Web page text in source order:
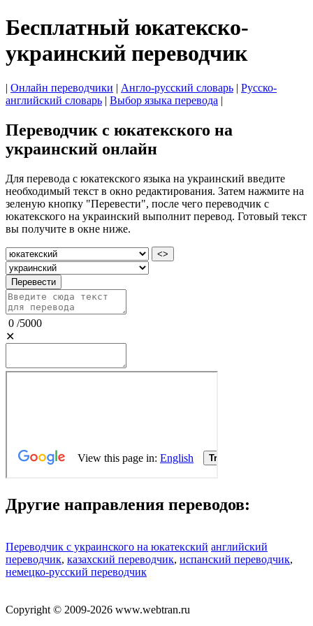
Бесплатный юкатекско-
украинский переводчик
| Онлайн переводчики | Англо-русский словарь | Русско-
английский словарь | Выбор языка перевода |
Переводчик с юкатекского на
украинский онлайн
Для перевода с юкатекского языка на украинский введите
необходимый текст в окно редактирования. Затем нажмите на
зеленую кнопку "Перевести", после чего переводчик с
юкатекского на украинский выполнит перевод. Готовый текст
вы получите в окне ниже.
<>
Перевести
0 /5000
✕
Другие направления переводов:
Переводчик с украинского на юкатекский английский
переводчик, казахский переводчик, испанский переводчик,
немецко-русский переводчик
Copyright © 2009-2026 www.webtran.ru